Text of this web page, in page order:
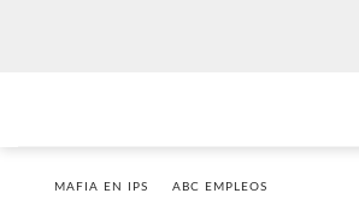
MAFIA EN IPS ABC EMPLEOS